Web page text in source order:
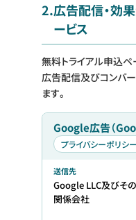
2.広告配信・効
ービス
無料トライアル申込
広告配信及びコンバ
ます。
Google広告（
プライバシーポリシー
送信先
Google LLC及びその
関係会社